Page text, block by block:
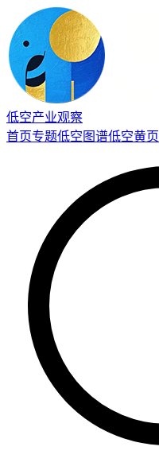
低空产业观察
首页专题低空图谱低空黄页